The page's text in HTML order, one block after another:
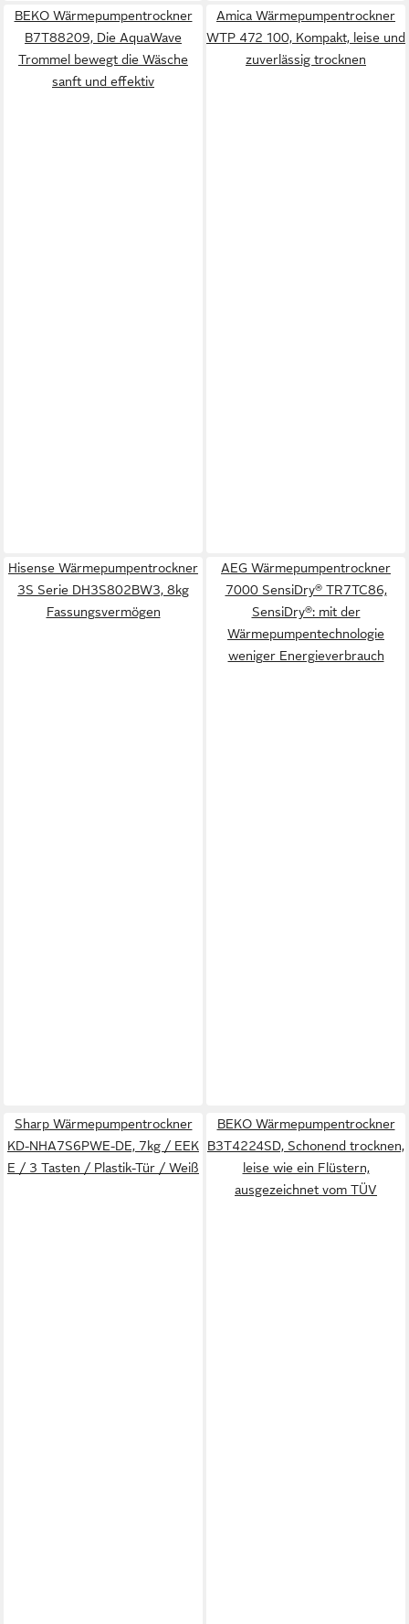
BEKO Wärmepumpentrockner
B7T88209, Die AquaWave
Trommel bewegt die Wäsche
sanft und effektiv
Amica Wärmepumpentrockner
WTP 472 100, Kompakt, leise und
zuverlässig trocknen
Hisense Wärmepumpentrockner
3S Serie DH3S802BW3, 8kg
Fassungsvermögen
AEG Wärmepumpentrockner
7000 SensiDry® TR7TC86,
SensiDry®: mit der
Wärmepumpentechnologie
weniger Energieverbrauch
Sharp Wärmepumpentrockner
KD-NHA7S6PWE-DE, 7kg / EEK
E / 3 Tasten / Plastik-Tür / Weiß
BEKO Wärmepumpentrockner
B3T4224SD, Schonend trocknen,
leise wie ein Flüstern,
ausgezeichnet vom TÜV